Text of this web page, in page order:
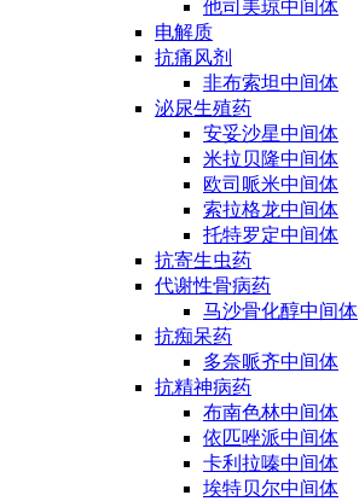
他司美琼中间体
电解质
抗痛风剂
非布索坦中间体
泌尿生殖药
安妥沙星中间体
米拉贝隆中间体
欧司哌米中间体
索拉格龙中间体
托特罗定中间体
抗寄生虫药
代谢性骨病药
马沙骨化醇中间体
抗痴呆药
多奈哌齐中间体
抗精神病药
布南色林中间体
依匹唑派中间体
卡利拉嗪中间体
埃特贝尔中间体